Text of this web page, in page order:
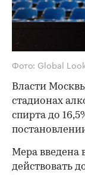
Фото: Global
Власти
стадионах
спирта до
Мера введена
действовать